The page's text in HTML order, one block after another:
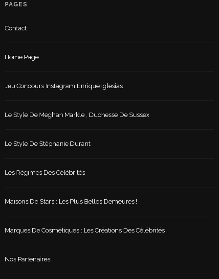
PAGES
Contact
Home Page
Jeu Concours Instagram Enrique Iglesias
Le Style De Meghan Markle , Duchesse De Sussex
Le Style De Stéphanie Durant
Les Régimes Des Célébrités
Maisons De Stars : Les Plus Belles Demeures !
Marques De Cosmétiques : Les Créations Des Célébrités
Nos Partenaires